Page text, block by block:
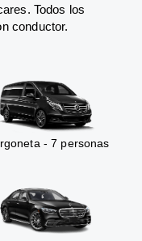
Todos los
conductor.
- 7 personas